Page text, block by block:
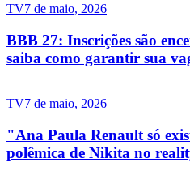
TV7 de maio, 2026
BBB 27: Inscrições são
saiba como garantir sua
TV7 de maio, 2026
"Ana Paula Renault só
polêmica de Nikita no